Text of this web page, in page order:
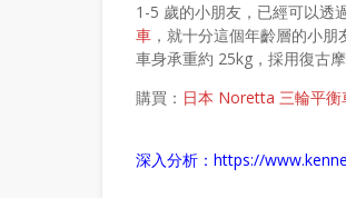
1-5 歲的小朋友，已經可以透
車 ，就十分這個年齡層的小
車身承重約 25kg，採用復古
購買： 日本 Noretta 三輪平衡
深入分析： https://